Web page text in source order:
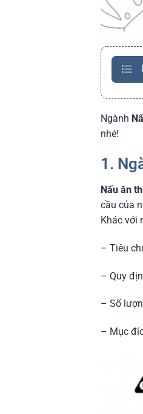
Ngành
nhé!
1.
Nấu ăn
cầu của
Khác với
– Tiêu
– Quy
– Số
– Mục